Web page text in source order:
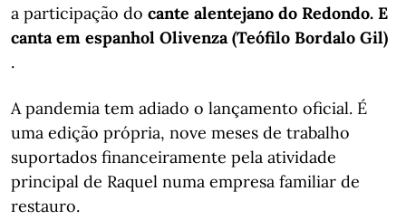
a participação do cante alentejano do Redondo. E
canta em espanhol Olivenza (Teófilo Bordalo Gil)
.
A pandemia tem adiado o lançamento oficial. É
uma edição própria, nove meses de trabalho
suportados financeiramente pela atividade
principal de Raquel numa empresa familiar de
restauro.